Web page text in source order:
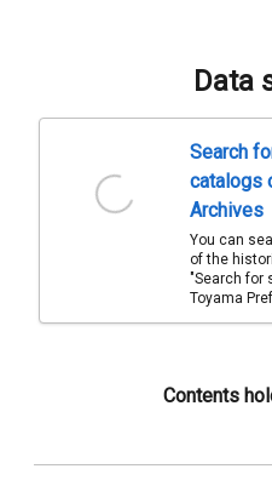
Data
Search
catalogs
Archives
You can
of the
"Search for
Toyama
Contents